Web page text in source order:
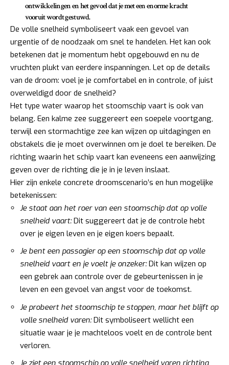
ontwikkelingen en het gevoel dat je met een enorme kracht
vooruit wordt gestuwd.
De volle snelheid symboliseert vaak een gevoel van
urgentie of de noodzaak om snel te handelen. Het kan ook
betekenen dat je momentum hebt opgebouwd en nu de
vruchten plukt van eerdere inspanningen. Let op de details
van de droom: voel je je comfortabel en in controle, of juist
overweldigd door de snelheid?
Het type water waarop het stoomschip vaart is ook van
belang. Een kalme zee suggereert een soepele voortgang,
terwijl een stormachtige zee kan wijzen op uitdagingen en
obstakels die je moet overwinnen om je doel te bereiken. De
richting waarin het schip vaart kan eveneens een aanwijzing
geven over de richting die je in je leven inslaat.
Hier zijn enkele concrete droomscenario’s en hun mogelijke
betekenissen:
Je staat aan het roer van een stoomschip dat op volle
snelheid vaart:Dit suggereert dat je de controle hebt
over je eigen leven en je eigen koers bepaalt.
Je bent een passagier op een stoomschip dat op volle
snelheid vaart en je voelt je onzeker:Dit kan wijzen op
een gebrek aan controle over de gebeurtenissen in je
leven en een gevoel van angst voor de toekomst.
Je probeert het stoomschip te stoppen, maar het blijft op
volle snelheid varen:Dit symboliseert wellicht een
situatie waar je je machteloos voelt en de controle bent
verloren.